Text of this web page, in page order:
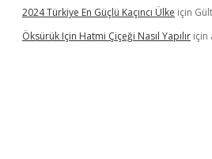
2024 Türkiye En Güçlü Kaçıncı Ülke için
Öksürük Için Hatmi Çiçeği Nasıl Yapılır için